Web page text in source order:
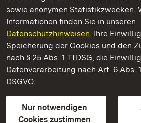
sowie anonymen Statistikzwecken.
Informationen finden Sie in unseren
Datenschutzhinweisen. Ihre
Speicherung der Cookies und den
nach § 25 Abs. 1 TTDSG, die
Datenverarbeitung nach Art. 6 Abs.
DSGVO.
Nur notwendigen
Cookies zustimmen
Staatliche Schlösser und Gärten
Staatliche Schlösser und Gärten
Kontakt
GebärdenspracheLeichte Sprache
Erklärung zur Barrierefreiheit
BITV-konform (geprüfte Seiten)